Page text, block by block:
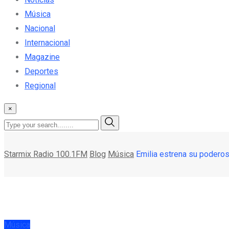
Música
Nacional
Internacional
Magazine
Deportes
Regional
×
Starmix Radio 100.1FM Blog Música Emilia estrena su
Música